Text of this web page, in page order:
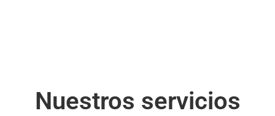
Nuestros servicios